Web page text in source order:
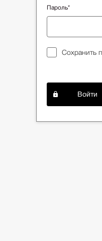
Пароль*
Сохранить
Войти